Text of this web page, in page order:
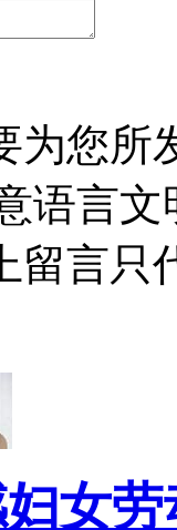
为您所
语言文
留言只
女